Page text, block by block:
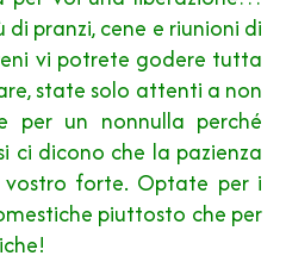
pranzi, cene e riunioni di
vi potrete godere tutta
state solo attenti a non
per un nonnulla perché
ci dicono che la pazienza
vostro forte. Optate per i
piuttosto che per